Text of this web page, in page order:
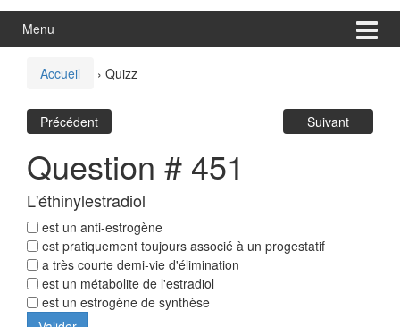
Menu
Accueil › Quizz
Précédent Suivant
Question # 451
L'éthinylestradiol
est un anti-estrogène
est pratiquement toujours associé à un progestatif
a très courte demi-vie d'élimination
est un métabolite de l'estradiol
est un estrogène de synthèse